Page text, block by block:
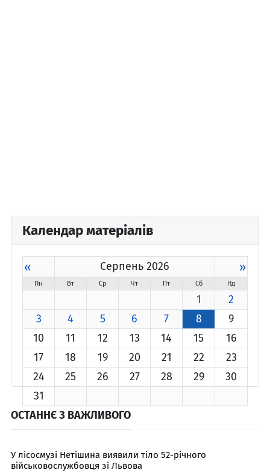
Календар матеріалів
« Серпень 2026 »
Пн Вт Ср Чт Пт Сб Нд
1
2
3
4 5 6 7 8
9
10
11 12 13 14 15
16
17
18 19 20 21 22
23
24
25 26 27 28 29
30
31
ОСТАННЄ З ВАЖЛИВОГО
У лісосмузі Нетішина виявили тіло 52-річного
військовослужбовця зі Львова